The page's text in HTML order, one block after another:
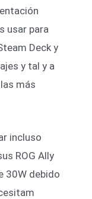
usar para
Deck y
y tal y a
más
incluso
ROG Ally
30W debido